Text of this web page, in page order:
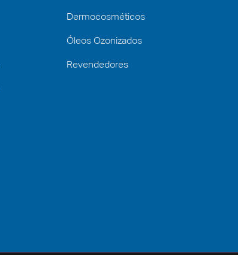
Dermocosméticos
Óleos Ozonizados
Revendedores